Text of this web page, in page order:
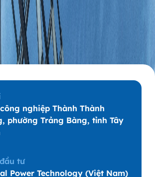
nghiệp Thành Thành
phường Trảng Bàng, tỉnh Tây
tư
Power Technology (Việt Nam)